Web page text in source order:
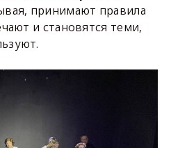
принимают правила
и становятся теми,